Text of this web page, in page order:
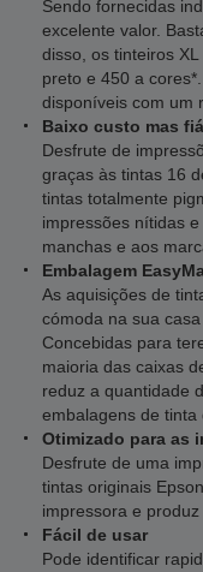
Sendo fornecidas
excelente valor.
disso, os tinteiros
preto e 450 a
disponíveis com um
Baixo custo mas
Desfrute de
graças às tintas 16
tintas totalmente
impressões nítidas
manchas e aos
Embalagem
As aquisições de
cómoda na sua
Concebidas para
maioria das caixas
reduz a quantidade
embalagens de tinta
Otimizado para as
Desfrute de uma
tintas originais
impressora e
Fácil de usar
Pode identificar